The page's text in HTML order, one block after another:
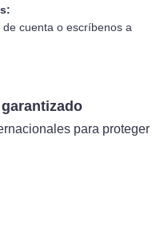
cuenta o escríbenos a
para proteger